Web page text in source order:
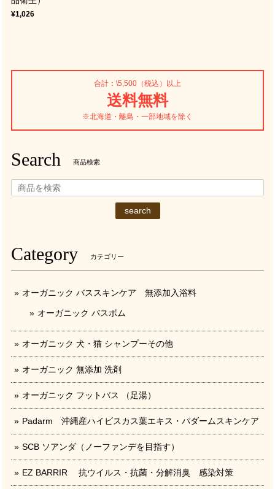
¥1,026
合計：\5,500（税込）以上
送料無料
※北海道・離島・一部地域を除く
Search 商品検索
search
Category カテゴリー
オーガニック バススキンケア 無添加入浴料
オーガニック バスボム
オーガニック 犬・猫 シャンプーその他
オーガニック 無添加 洗剤
オーガニック フットバス （足湯）
Padarm 沖縄産ハイビスカス葉エキス・パダームスキンケア
SCB ソアンダ（ノーファンデを目指す）
EZ BARRIR 抗ウイルス・抗菌・分解消臭 感染対策